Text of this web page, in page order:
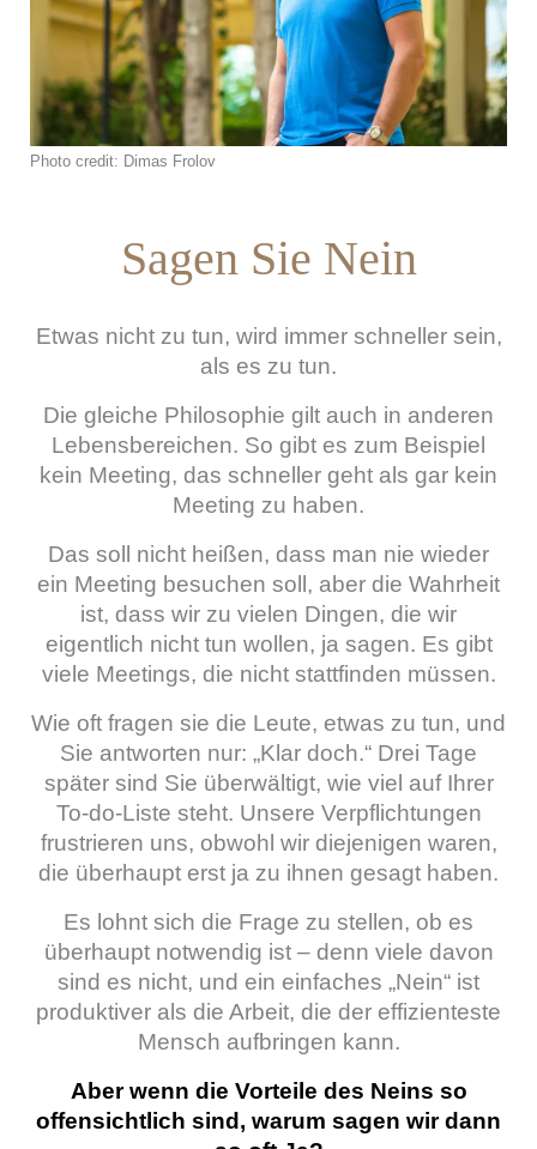
Photo credit: Dimas Frolov
Sagen Sie Nein
Etwas nicht zu tun, wird immer schneller sein,
als es zu tun.
Die gleiche Philosophie gilt auch in anderen
Lebensbereichen. So gibt es zum Beispiel
kein Meeting, das schneller geht als gar kein
Meeting zu haben.
Das soll nicht heißen, dass man nie wieder
ein Meeting besuchen soll, aber die Wahrheit
ist, dass wir zu vielen Dingen, die wir
eigentlich nicht tun wollen, ja sagen. Es gibt
viele Meetings, die nicht stattfinden müssen.
Wie oft fragen sie die Leute, etwas zu tun, und
Sie antworten nur: „Klar doch.“ Drei Tage
später sind Sie überwältigt, wie viel auf Ihrer
To-do-Liste steht. Unsere Verpflichtungen
frustrieren uns, obwohl wir diejenigen waren,
die überhaupt erst ja zu ihnen gesagt haben.
Es lohnt sich die Frage zu stellen, ob es
überhaupt notwendig ist – denn viele davon
sind es nicht, und ein einfaches „Nein“ ist
produktiver als die Arbeit, die der effizienteste
Mensch aufbringen kann.
Aber wenn die Vorteile des Neins so
offensichtlich sind, warum sagen wir dann